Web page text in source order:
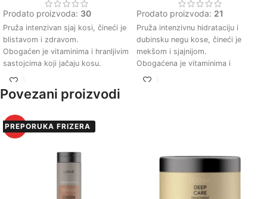
Prodato proizvoda: 30
Pruža intenzivan sjaj kosi, čineći je
blistavom i zdravom.
Obogaćen je vitaminima i hranljivim
sastojcima koji jačaju kosu.
Štiti kosu od štetnih uticaja okoline
i zagađenja.
Održava optimalnu hidrataciju
Prikladan za sve tipove kose,
pružajući univerzalnu negu.
Prodato proizvoda: 21
Pruža intenzivnu hidrataciju i
dubinsku negu kose, čineći je
mekšom i sjajnijom.
Obogaćena je vitaminima i
mineralima koji jačaju strukturu
i intenzitet.
Olakšava raščešljavanje i
čineći kosu upravljivijom.
Povezani proizvodi
HOT
PREPORUKA FRIZERA